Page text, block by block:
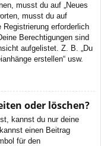
musst du auf „Neues
musst du auf
erforderlich
Berechtigungen sind
aufgelistet. Z. B. „Du
erstellen“ usw.
oder löschen?
kannst du nur deine
einen Beitrag
für den